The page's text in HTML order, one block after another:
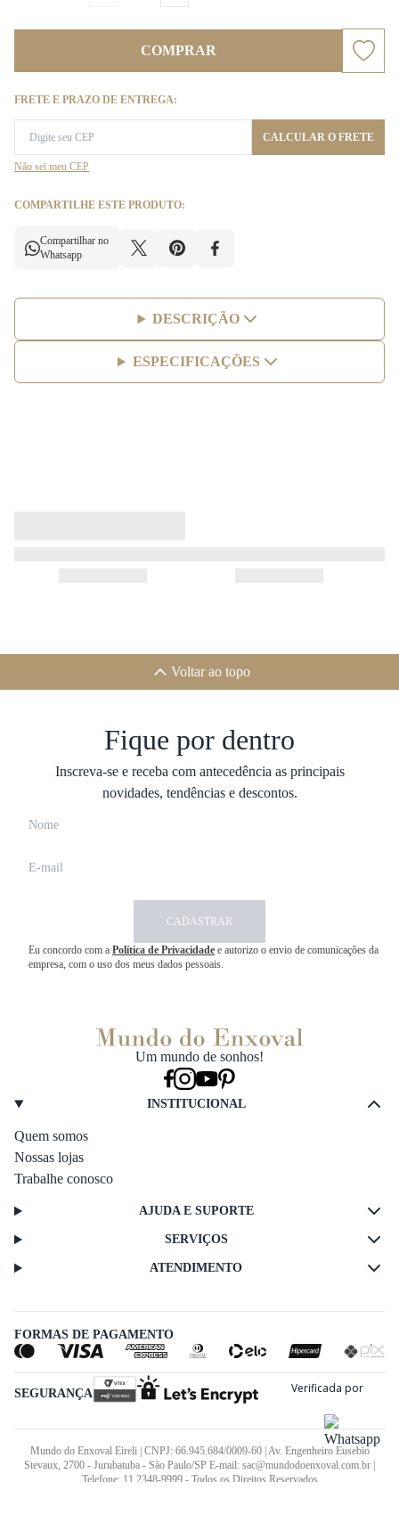
COMPRAR
FRETE E PRAZO DE ENTREGA:
CALCULAR O FRETE
Não sei meu CEP
COMPARTILHE ESTE PRODUTO:
Compartilhar no
Whatsapp
DESCRIÇÃO
ESPECIFICAÇÕES
Voltar ao topo
Fique por dentro
Inscreva-se e receba com antecedência as principais
novidades, tendências e descontos.
CADASTRAR
Eu concordo com a Política de Privacidade e autorizo o envio de comunicações da
empresa, com o uso dos meus dados pessoais.
Um mundo de sonhos!
INSTITUCIONAL
Quem somos
Nossas lojas
Trabalhe conosco
AJUDA E SUPORTE
SERVIÇOS
ATENDIMENTO
FORMAS DE PAGAMENTO
SEGURANÇA
Mundo do Enxoval Eireli | CNPJ: 66.945.684/0009-60 | Av. Engenheiro Eusebio
Stevaux, 2700 - Jurubatuba - São Paulo/SP E-mail: sac@mundodoenxoval.com.br |
Telefone: 11 2348-9999 - Todos os Direitos Reservados